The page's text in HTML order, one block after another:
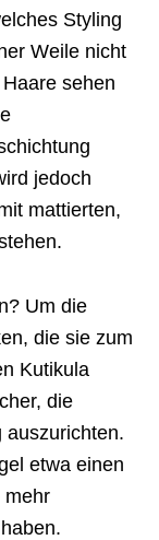
Styling
Weile nicht
sehen
jedoch
mattierten,
Um die
die sie zum
Kutikula
die
auszurichten.
etwa einen
mehr